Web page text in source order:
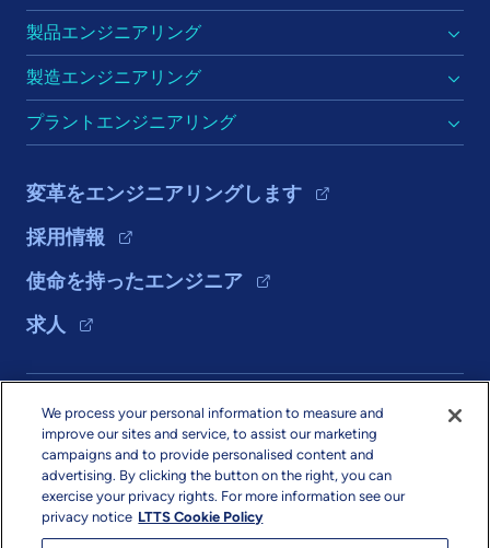
製品エンジニアリング
製造エンジニアリング
プラントエンジニアリング
変革をエンジニアリングします
採用情報
使命を持ったエンジニア
求人
会社情報
We process your personal information to measure and
improve our sites and service, to assist our marketing
campaigns and to provide personalised content and
advertising. By clicking the button on the right, you can
exercise your privacy rights. For more information see our
privacy notice LTTS Cookie Policy